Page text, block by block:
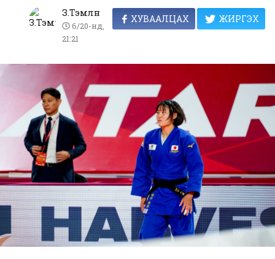
ХУВААЛЦАХ ЖИРГЭХ
З.Тэмлүүн
6/20-нд,
21:21